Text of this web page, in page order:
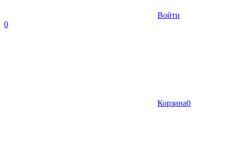
Войти
0
Корзина0